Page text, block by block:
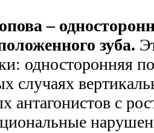
–
зуба.
односторонняя
случаях
антагонистов с